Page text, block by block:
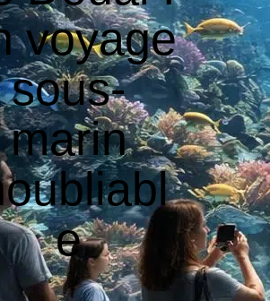
voyage
sous-
marin
e